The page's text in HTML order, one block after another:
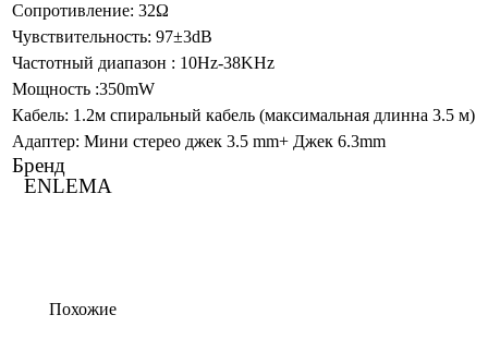
Сопротивление: 32Ω
Чувствительность: 97±3dB
Частотный диапазон : 10Hz-38KHz
Мощность :350mW
Кабель: 1.2м спиральный кабель (максимальная длинна 3.5 м)
Адаптер: Мини стерео джек 3.5 mm+ Джек 6.3mm
Бренд
ENLEMA
Похожие